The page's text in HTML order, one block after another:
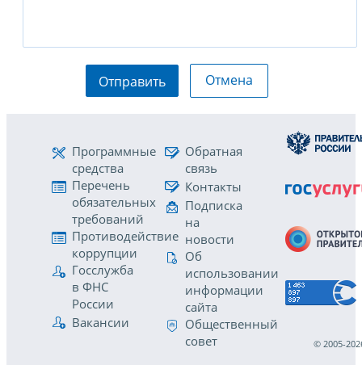
Отправить Отмена
Программные
средства
Перечень
обязательных
требований
Противодействие
коррупции
Госслужба
в ФНС
России
Вакансии
Обратная
связь
Контакты
Подписка
на
новости
Об
использовании
информации
сайта
Общественный
совет
© 2005-